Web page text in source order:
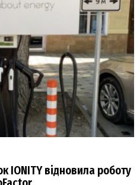
IONITY відновила роботу